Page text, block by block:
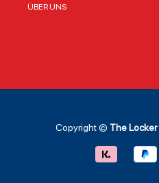
ÜBER UNS
Copyright © The